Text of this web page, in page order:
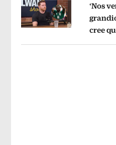
Opens in new window
‘Nos
cree